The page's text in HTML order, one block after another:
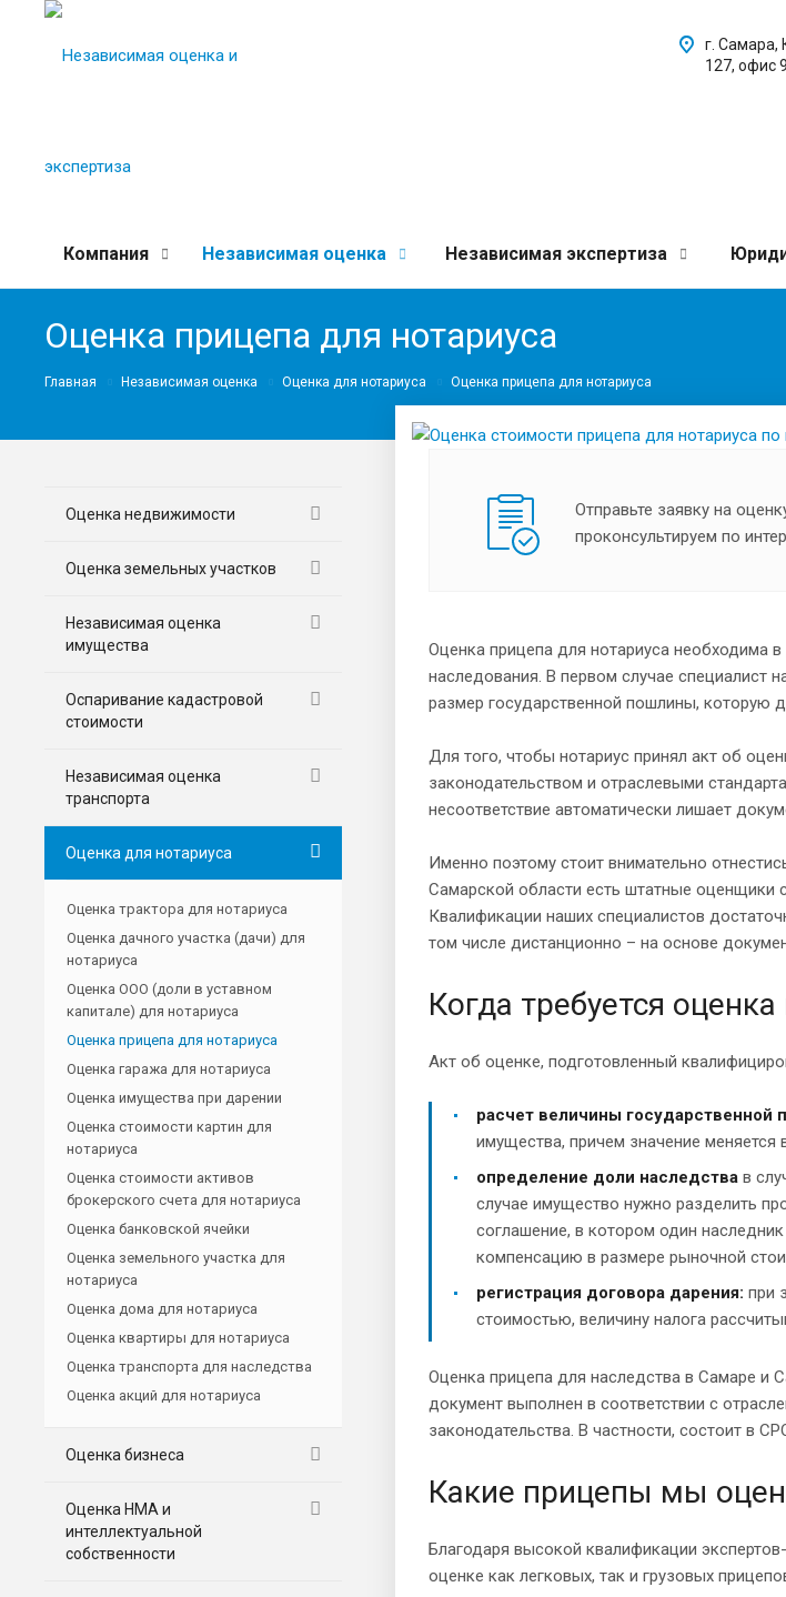
г. Самара,
127, офис 9
Компания Независимая оценка Независимая экспертиза
Оценка прицепа для нотариуса
Главная Независимая оценка Оценка для нотариуса Оценка прицепа для нотариуса
Отправьте заявку на
проконсультируем по
Оценка прицепа для нотариуса необходима
наследования. В первом случае специалист
размер государственной пошлины, которую
Для того, чтобы нотариус принял акт об
законодательством и отраслевыми
несоответствие автоматически лишает
Именно поэтому стоит внимательно
Самарской области есть штатные
Квалификации наших специалистов
том числе дистанционно – на основе
Когда требуется
Акт об оценке, подготовленный
расчет величины государственной
имущества, причем значение меняется
определение доли наследства в
случае имущество нужно разделить
соглашение, в котором один
компенсацию в размере рыночной
регистрация договора дарения: при
стоимостью, величину налога
Оценка прицепа для наследства в Самаре и
документ выполнен в соответствии с
законодательства. В частности, состоит в
Какие прицепы мы
Благодаря высокой квалификации
оценке как легковых, так и грузовых
Оценка недвижимости
Оценка земельных участков
Независимая оценка
имущества
Оспаривание кадастровой
стоимости
Независимая оценка
транспорта
Оценка для нотариуса
Оценка трактора для нотариуса
Оценка дачного участка (дачи) для
нотариуса
Оценка ООО (доли в уставном
капитале) для нотариуса
Оценка прицепа для нотариуса
Оценка гаража для нотариуса
Оценка имущества при дарении
Оценка стоимости картин для
нотариуса
Оценка стоимости активов
брокерского счета для нотариуса
Оценка банковской ячейки
Оценка земельного участка для
нотариуса
Оценка дома для нотариуса
Оценка квартиры для нотариуса
Оценка транспорта для наследства
Оценка акций для нотариуса
Оценка бизнеса
Оценка НМА и
интеллектуальной
собственности